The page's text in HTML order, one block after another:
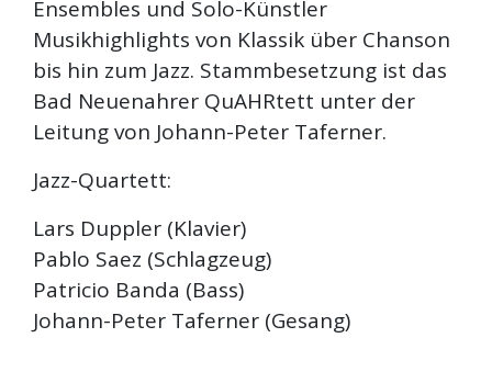
Ensembles und Solo-Künstler
Musikhighlights von Klassik über Chanson
bis hin zum Jazz. Stammbesetzung ist das
Bad Neuenahrer QuAHRtett unter der
Leitung von Johann-Peter Taferner.
Jazz-Quartett:
Lars Duppler (Klavier)
Pablo Saez (Schlagzeug)
Patricio Banda (Bass)
Johann-Peter Taferner (Gesang)